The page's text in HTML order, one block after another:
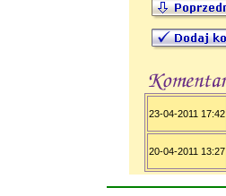
23-04-2011 17:42
20-04-2011 13:27